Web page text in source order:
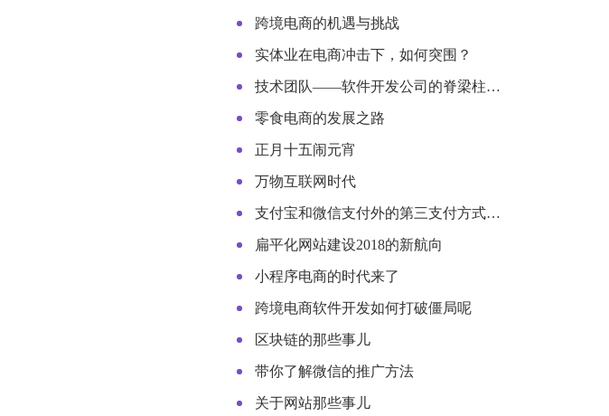
跨境电商的机遇与挑战
实体业在电商冲击下，如何突围？
技术团队——软件开发公司的脊梁柱…
零食电商的发展之路
正月十五闹元宵
万物互联网时代
支付宝和微信支付外的第三支付方式…
扁平化网站建设2018的新航向
小程序电商的时代来了
跨境电商软件开发如何打破僵局呢
区块链的那些事儿
带你了解微信的推广方法
关于网站那些事儿